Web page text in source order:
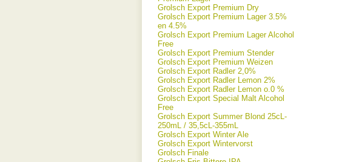
Grolsch Export Premium Dry
Grolsch Export Premium Lager 3.5%
en 4.5%
Grolsch Export Premium Lager Alcohol
Free
Grolsch Export Premium Stender
Grolsch Export Premium Weizen
Grolsch Export Radler 2,0%
Grolsch Export Radler Lemon 2%
Grolsch Export Radler Lemon o.0 %
Grolsch Export Special Malt Alcohol
Free
Grolsch Export Summer Blond 25cL-
250mL / 35,5cL-355mL
Grolsch Export Winter Ale
Grolsch Export Wintervorst
Grolsch Finale